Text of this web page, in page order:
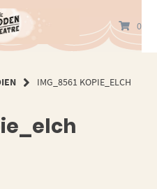
0
IMG_8561 KOPIE_ELCH